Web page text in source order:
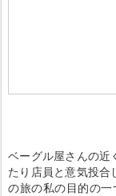
ベーグル屋さんの近
たり店員と意気投合
の旅の私の目的の